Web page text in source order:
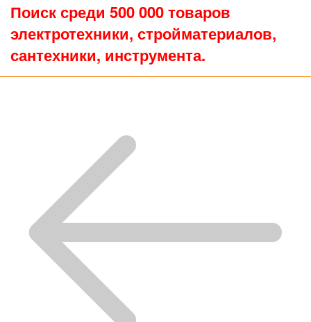
Поиск среди 500 000 товаров
электротехники, стройматериалов,
сантехники, инструмента.